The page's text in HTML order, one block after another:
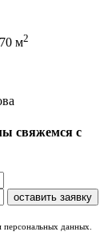
м2
свяжемся с
персональных данных.